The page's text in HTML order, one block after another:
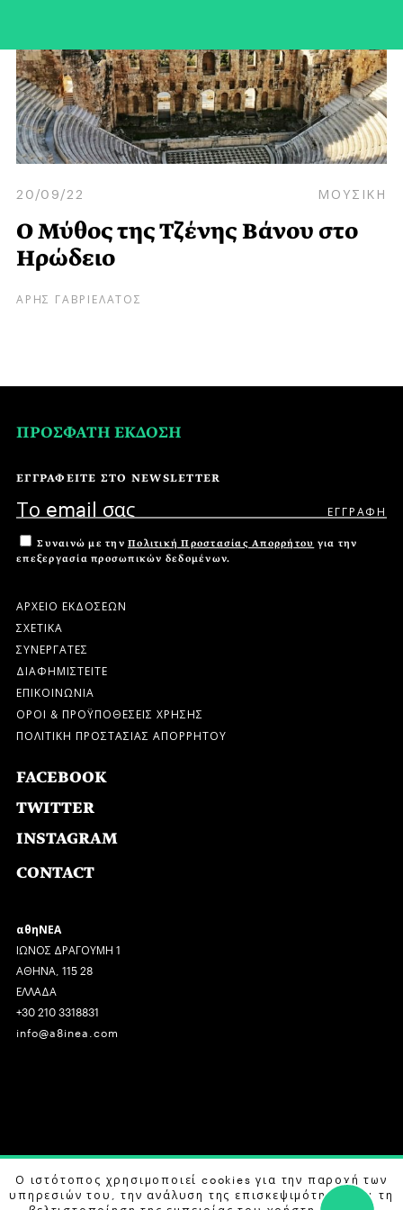
20/09/22 ΜΟΥΣΙΚΗ
Ο Μύθος της Τζένης Βάνου στο
Ηρώδειο
ΑΡΗΣ ΓΑΒΡΙΕΛΑΤΟΣ
ΠΡΟΣΦΑΤΗ ΕΚΔΟΣΗ
ΕΓΓΡΑΦΕΙΤΕ ΣΤΟ NEWSLETTER
Συναινώ με την Πολιτική Προστασίας Απορρήτου για την
επεξεργασία προσωπικών δεδομένων.
ΑΡΧΕΙΟ ΕΚΔΟΣΕΩΝ
ΣΧΕΤΙΚΑ
ΣΥΝΕΡΓΑΤΕΣ
ΔΙΑΦΗΜΙΣΤΕΙΤΕ
ΕΠΙΚΟΙΝΩΝΙΑ
ΟΡΟΙ & ΠΡΟΫΠΟΘΕΣΕΙΣ ΧΡΗΣΗΣ
ΠΟΛΙΤΙΚΗ ΠΡΟΣΤΑΣΙΑΣ ΑΠΟΡΡΗΤΟΥ
FACEBOOK
TWITTER
INSTAGRAM
CONTACT
αθηΝΕΑ
ΙΩΝΟΣ ΔΡΑΓΟΥΜΗ 1
ΑΘΗΝΑ, 115 28
ΕΛΛΑΔΑ
+30 210 3318831
info@a8inea.com
COPYRIGHT © 2026 αθηΝΕΑ, ALL RIGHTS RESERVED.
DESIGN BY G DESIGN STUDIO. DEVELOPED BYB LABS
Ο ιστότοπος χρησιμοποιεί cookies για την παροχή των
υπηρεσιών του, την ανάλυση της επισκεψιμότητας και τη